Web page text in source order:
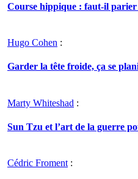
Course hippique : faut-il
Hugo Cohen :
Garder la tête froide, ça se
Marty Whiteshad :
Sun Tzu et l’art de la guerre
Cédric Froment :